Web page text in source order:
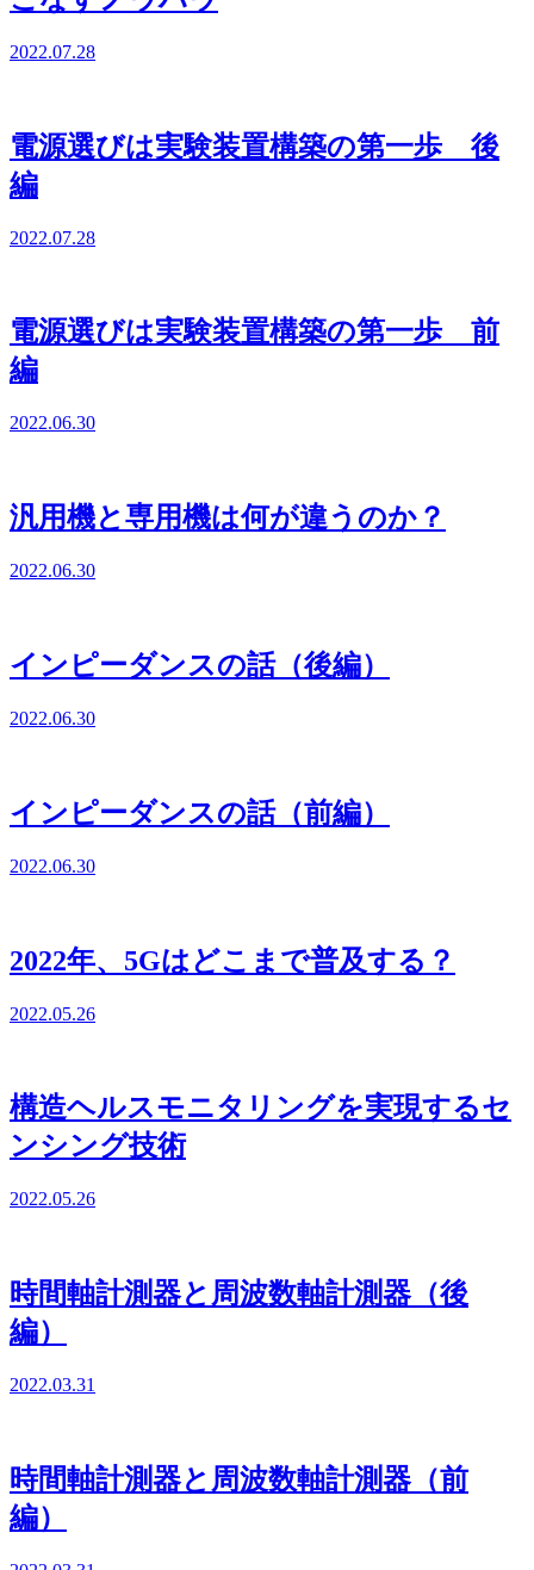
2022.07.28
電源選びは実験装置構築の第一歩 後
編
2022.07.28
電源選びは実験装置構築の第一歩 前
編
2022.06.30
汎用機と専用機は何が違うのか？
2022.06.30
インピーダンスの話（後編）
2022.06.30
インピーダンスの話（前編）
2022.06.30
2022年、5Gはどこまで普及する？
2022.05.26
構造ヘルスモニタリングを実現するセ
ンシング技術
2022.05.26
時間軸計測器と周波数軸計測器（後
編）
2022.03.31
時間軸計測器と周波数軸計測器（前
編）